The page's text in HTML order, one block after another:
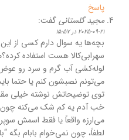
پاسخ
مجید گلستانیگفت:
2025-09-21 در 15:57
بچه‌ها یه سوال دارم کسی از
سهرابی‌کالا هست استفاده
لوله‌کشی آب گرم و سرد رو
می‌تونم نصبشون کنم یا حتما
توی توضیحاتش نوشته خیلی
خب آدم یه کم شک می‌کنه چون
می‌ارزه واقعاً یا فقط اسمش
لطفاً، چون نمی‌خوام بابام بگه